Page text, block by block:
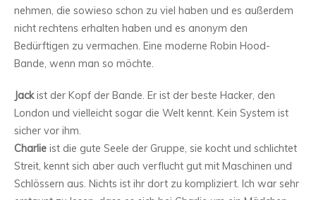
nehmen, die sowieso schon zu viel haben und es außerdem
nicht rechtens erhalten haben und es anonym den
Bedürftigen zu vermachen. Eine moderne Robin Hood-
Bande, wenn man so möchte.
Jackist der Kopf der Bande. Er ist der beste Hacker, den
London und vielleicht sogar die Welt kennt. Kein System ist
sicher vor ihm.
Charlie ist die gute Seele der Gruppe, sie kocht und schlichtet
Streit, kennt sich aber auch verflucht gut mit Maschinen und
Schlössern aus. Nichts ist ihr dort zu kompliziert. Ich war sehr